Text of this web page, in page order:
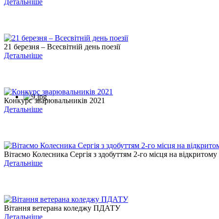
Детальніше
21 березня – Всесвітній день поезії
Детальніше
Конкурс зварювальників 2021
Детальніше
Вітаємо Колесника Сергія з здобуттям 2-го місця на відкритому
Детальніше
Вітання ветерана коледжу ПДАТУ
Детальніше